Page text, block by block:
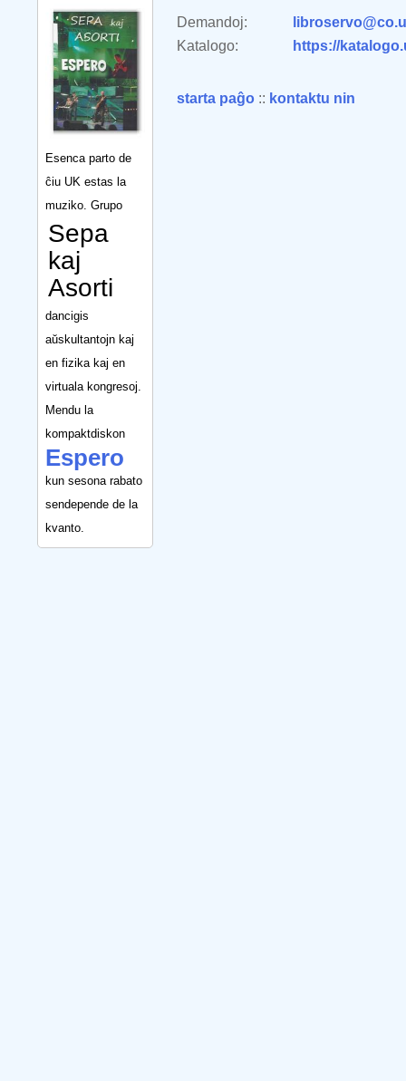
Esenca parto de
ĉiu UK estas la
muziko. Grupo
Sepa
kaj
Asorti
dancigis
aŭskultantojn kaj
en fizika kaj en
virtuala kongresoj.
Mendu la
kompaktdiskon
Espero
kun sesona rabato
sendepende de la
kvanto.
Demandoj:
Katalogo:
https://
starta paĝo :: kontaktu nin